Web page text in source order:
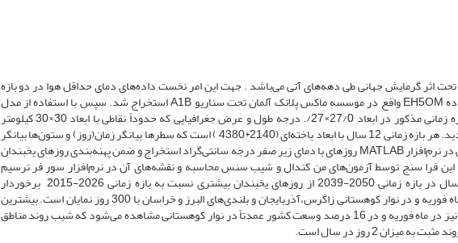
اثر گرمایش جهانی طی دهه‌های آتی می‌باشد . جهت این امر نخست داده‌های دمای حداقل هوا در دو بازه
زمانی 2026-2015 و 2050-2039 از پایگاه داده EH5OM واقع در موسسه ماکس پلانک آلمان تحت سناریو A1B استخراج شد. سپس با استفاده از مدل
دینامیکی اقلیم منطقه‌ای دمای حداقل در دو بازه زمانی مذکور در ابعاد 27/0×27/. درجه طول و عرض جغرافیایی که حدوداً نقاطی با ابعاد 30×30 کیلومتر
مساحت ایران را پوشش می‌دهند ریزمقیاس گردید. هر بازه زمانی 12 سال با ابعاد یاخته‌ای (2140*4380 ) است که سطرها بیانگر زمان(روز) و ستون‌ها بیانگر
مکان(یاخته) می‌باشند.سپس از طریق کد نویسی در نرم‌افزار MATLAB روزهای با دمای زیر صفر درجه سانتی‌گراد استخراج و ضمن پهنه‌بندی روزهای یخبندان
فرا سنج توسط آزمون‌های من کندال و شیب سنس محاسبه و نقشه‌های آن در نرم‌افزار سور فر ترسیم
گردید. نتایج نشان داد که اکثر ماه‌های سرد سال در بازه زمانی 2050-2039 از روزهای یخبندان بیشتری نسبت به بازه زمانی 2026-2015 برخوردار
می‌باشند. بیشترین روزهای یخبندان کشور در ماه فوریه و در نوار کوهستانی زاگرس،آذربایجان و بلندی‌های البرز و خراسان با 300 روز نمایان است. بیشترین
وسعت مکانی روند منفی روزهای یخبندان کشور نیز در ماه فوریه و در 16 درصد وسعت کشور عمدتاً در نوار کوهستانی مشاهده می‌شود که شیب روند مناطق